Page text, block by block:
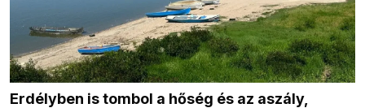
Erdélyben is tombol a hőség és az aszály,